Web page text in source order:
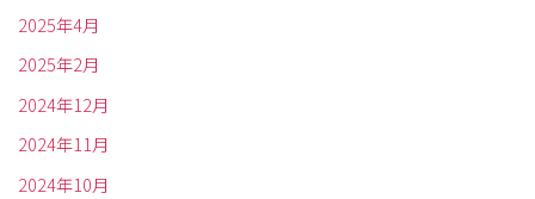
2025年4月
2025年2月
2024年12月
2024年11月
2024年10月